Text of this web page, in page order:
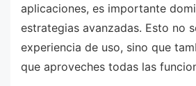
aplicaciones, es importante
estrategias avanzadas. Esto no
experiencia de uso, sino que
que aproveches todas las